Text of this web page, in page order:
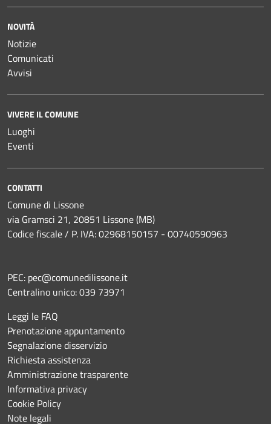
NOVITÀ
Notizie
Comunicati
Avvisi
VIVERE IL COMUNE
Luoghi
Eventi
CONTATTI
Comune di Lissone
via Gramsci 21, 20851 Lissone (MB)
Codice fiscale / P. IVA: 02968150157 - 00740590963
PEC: pec@comunedilissone.it
Centralino unico:039 73971
Leggi le FAQ
Prenotazione appuntamento
Segnalazione disservizio
Richiesta assistenza
Amministrazione trasparente
Informativa privacy
Cookie Policy
Note legali